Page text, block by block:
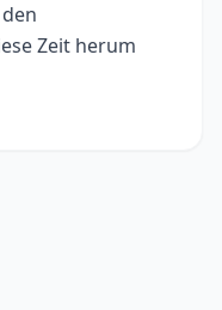
Zeit herum